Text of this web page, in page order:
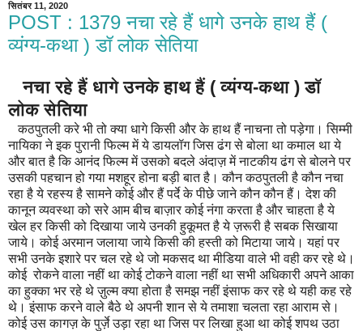
सितंबर 11, 2020
POST : 1379 नचा रहे हैं धागे उनके हाथ हैं (
व्यंग्य-कथा ) डॉ लोक सेतिया
नचा रहे हैं धागे उनके हाथ हैं ( व्यंग्य-कथा ) डॉ
लोक सेतिया
कठपुतली करे भी तो क्या धागे किसी और के हाथ हैं नाचना तो पड़ेगा। सिम्मी
नायिका ने इक पुरानी फिल्म में ये डायलॉग जिस ढंग से बोला था कमाल था ये
और बात है कि आनंद फिल्म में उसको बदले अंदाज़ में नाटकीय ढंग से बोलने पर
उसकी पहचान हो गया मशहूर होना बड़ी बात है। कौन कठपुतली है कौन नचा
रहा है ये रहस्य है सामने कोई और हैं पर्दे के पीछे जाने कौन कौन हैं। देश की
कानून व्यवस्था को सरे आम बीच बाज़ार कोई नंगा करता है और चाहता है ये
खेल हर किसी को दिखाया जाये उनकी हुकूमत है ये ज़रूरी है सबक सिखाया
जाये। कोई अरमान जलाया जाये किसी की हस्ती को मिटाया जाये। यहां पर
सभी उनके इशारे पर चल रहे थे जो मकसद था मीडिया वाले भी वही कर रहे थे।
कोई रोकने वाला नहीं था कोई टोकने वाला नहीं था सभी अधिकारी अपने आका
का हुक्का भर रहे थे ज़ुल्म क्या होता है समझ नहीं इंसाफ कर रहे थे यही कह रहे
थे। इंसाफ करने वाले बैठे थे अपनी शान से ये तमाशा चलता रहा आराम से।
कोई उस कागज़ के पुर्ज़े उड़ा रहा था जिस पर लिखा हुआ था कोई शपथ उठा